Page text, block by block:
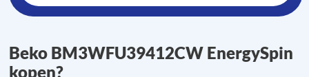
Beko BM3WFU39412CW EnergySpin
kopen?